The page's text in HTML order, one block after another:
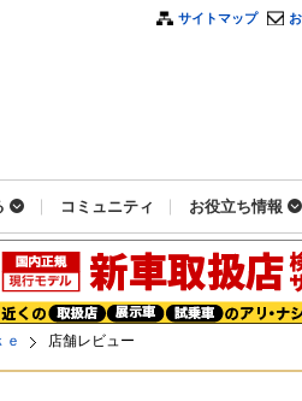
サイトマップ
コミュニティ お役立ち情報
ｅ 店舗レビュー